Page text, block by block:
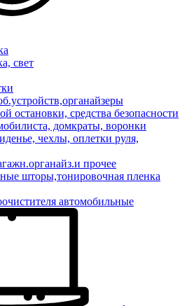
свет
остановки, средства безопасности
домкраты, воронки
чехлы, оплетки руля,
прочее
шторы,тонировочная пленка
автомобильные